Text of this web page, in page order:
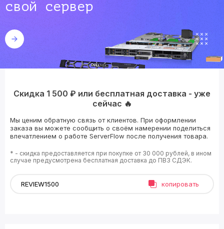
свой сервер
Скидка 1 500 ₽ или бесплатная доставка - уже
сейчас 🔥
Мы ценим обратную связь от клиентов. При оформлении
заказа вы можете сообщить о своём намерении поделиться
впечатлением о работе ServerFlow после получения товара.
* - скидка предоставляется при покупке от 30 000 рублей, в ином
случае предусмотрена бесплатная доставка до ПВЗ СДЭК.
копировать